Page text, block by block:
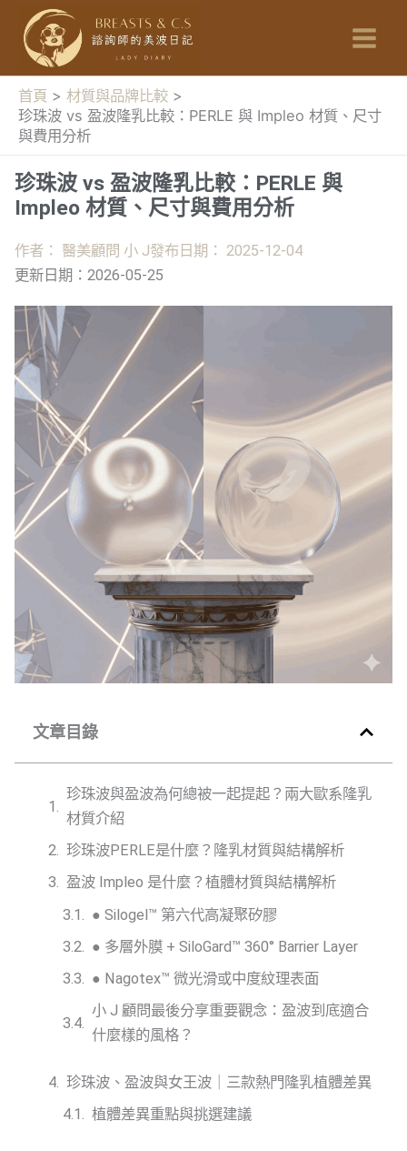
首頁
材質與品牌比較
珍珠波 vs 盈波隆乳比較：PERLE 與 Impleo 材質、尺寸
與費用分析
珍珠波 vs 盈波隆乳比較：PERLE 與
Impleo 材質、尺寸與費用分析
作者： 醫美顧問 小 J發布日期： 2025-12-04
更新日期：2026-05-25
文章目錄
珍珠波與盈波為何總被一起提起？兩大歐系隆乳
材質介紹
珍珠波PERLE是什麼？隆乳材質與結構解析
盈波 Impleo 是什麼？植體材質與結構解析
● Silogel™ 第六代高凝聚矽膠
● 多層外膜 + SiloGard™ 360° Barrier Layer
● Nagotex™ 微光滑或中度紋理表面
小 J 顧問最後分享重要觀念：盈波到底適合
什麼樣的風格？
珍珠波、盈波與女王波｜三款熱門隆乳植體差異
植體差異重點與挑選建議